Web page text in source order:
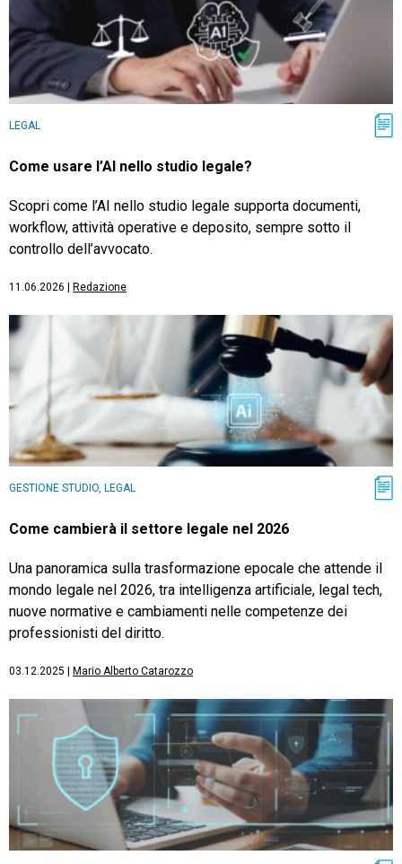
LEGAL
Come usare l’AI nello studio legale?
Scopri come l’AI nello studio legale supporta documenti,
workflow, attività operative e deposito, sempre sotto il
controllo dell’avvocato.
11.06.2026 Redazione
GESTIONE STUDIO, LEGAL
Come cambierà il settore legale nel 2026
Una panoramica sulla trasformazione epocale che attende il
mondo legale nel 2026, tra intelligenza artificiale, legal tech,
nuove normative e cambiamenti nelle competenze dei
professionisti del diritto.
03.12.2025 Mario Alberto Catarozzo